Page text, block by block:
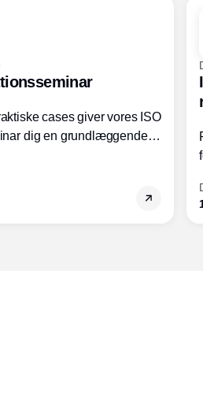
cases giver vores ISO
dig en grundlæggende
med andre